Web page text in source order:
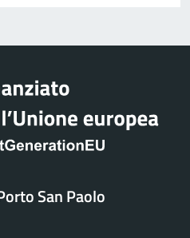
San Paolo